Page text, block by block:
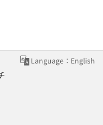
Language：English